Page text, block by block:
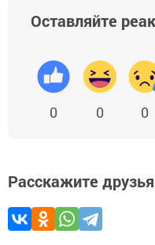
Оставляйте
0 0 0
Расскажите